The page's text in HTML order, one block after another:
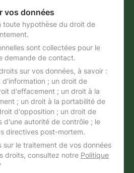
vos données
toute hypothèse du droit de
sont collectées pour le
demande de contact.
sur vos données, à savoir :
; un droit de
d'effacement ; un droit à la
; un droit à la portabilité de
d'opposition ; un droit de
d'une autorité de contrôle ; le
directives post-mortem.
sur le traitement de vos données
droits, consultez notre Politique